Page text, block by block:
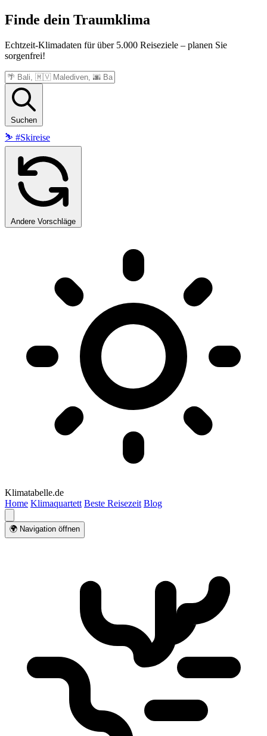
Finde dein Traumklima
Echtzeit-Klimadaten für über 5.000 Reiseziele – planen Sie
sorgenfrei!
Suchen
⛷️ #Skireise
Andere Vorschläge
Klimatabelle.de
Home Klimaquartett Beste Reisezeit Blog
🌍 Navigation öffnen